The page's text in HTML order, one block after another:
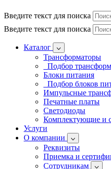
Введите текст для поиска
Введите текст для поиска
Каталог
Трансформаторы
Подбор
Блоки питания
Подбор блоков
Импульсные
Печатные платы
Светодиоды
Комплектующие и
Услуги
О компании
Реквизиты
Приемка и
Сотрудникам